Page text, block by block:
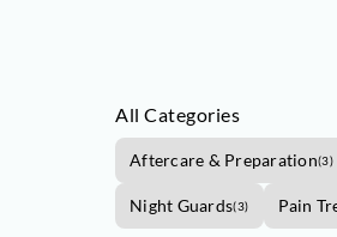
All Categories
Aftercare & Preparation(3)
Night Guards(3) Pain